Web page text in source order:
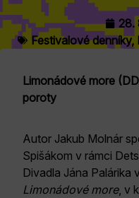
28.
Festivalové denníky,
Limonádové more
poroty
Autor Jakub Molnár
Spišákom v rámci
Divadla Jána Palárika
Limonádové more, v